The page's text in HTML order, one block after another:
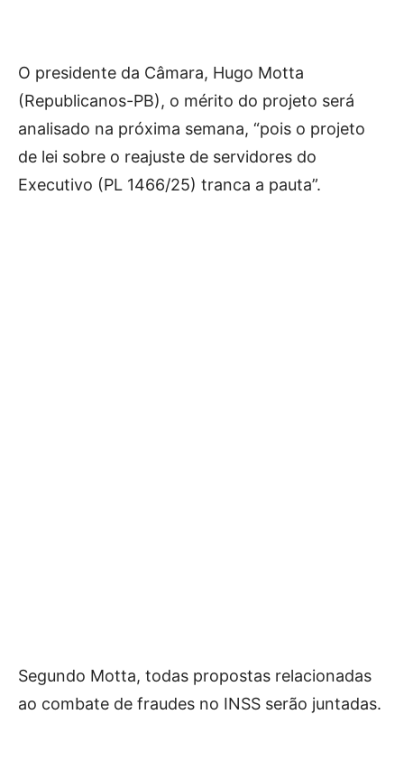
O presidente da Câmara, Hugo Motta
(Republicanos-PB), o mérito do projeto será
analisado na próxima semana, “pois o projeto
de lei sobre o reajuste de servidores do
Executivo (PL 1466/25) tranca a pauta”.
Segundo Motta, todas propostas relacionadas
ao combate de fraudes no INSS serão juntadas.